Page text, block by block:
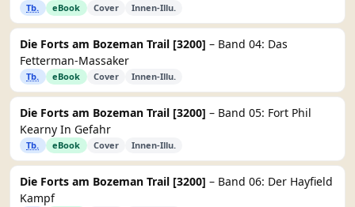
Tb. eBook Cover Innen-Illu.
Die Forts am Bozeman Trail [3200] – Band 04: Das
Fetterman-Massaker
Tb. eBook Cover Innen-Illu.
Die Forts am Bozeman Trail [3200] – Band 05: Fort Phil
Kearny In Gefahr
Tb. eBook Cover Innen-Illu.
Die Forts am Bozeman Trail [3200] – Band 06: Der Hayfield
Kampf